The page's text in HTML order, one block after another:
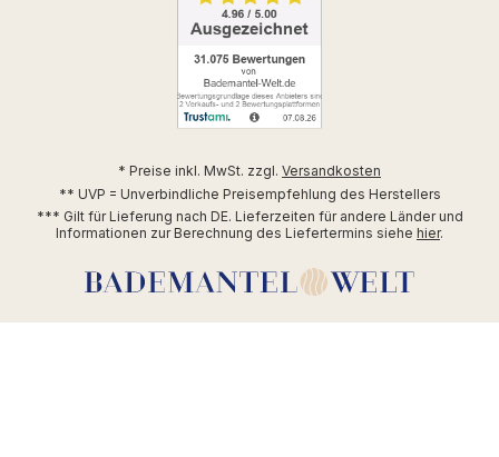
* Preise inkl. MwSt. zzgl. Versandkosten
** UVP = Unverbindliche Preisempfehlung des Herstellers
*** Gilt für Lieferung nach DE. Lieferzeiten für andere Länder und
Informationen zur Berechnung des Liefertermins siehe hier.